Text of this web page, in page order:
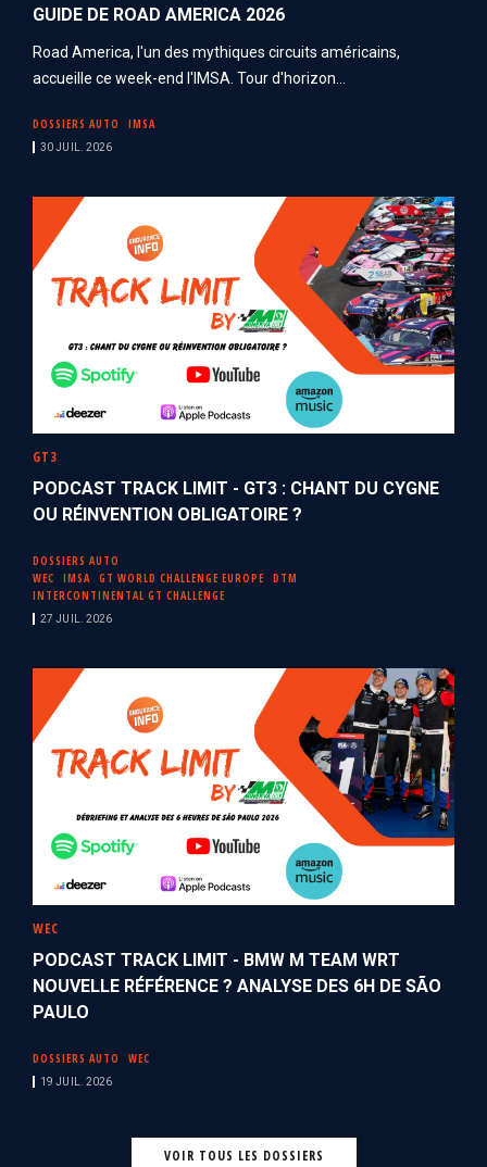
GUIDE DE ROAD AMERICA 2026
Road America, l'un des mythiques circuits américains,
accueille ce week-end l'IMSA. Tour d'horizon...
DOSSIERS AUTO IMSA
30 JUIL. 2026
GT3
PODCAST TRACK LIMIT - GT3 : CHANT DU CYGNE
OU RÉINVENTION OBLIGATOIRE ?
DOSSIERS AUTO
WEC
IMSA GT WORLD CHALLENGE EUROPE
DTM
INTERCONTINENTAL GT CHALLENGE
27 JUIL. 2026
WEC
PODCAST TRACK LIMIT - BMW M TEAM WRT
NOUVELLE RÉFÉRENCE ? ANALYSE DES 6H DE SÃO
PAULO
DOSSIERS AUTO WEC
19 JUIL. 2026
VOIR TOUS LES DOSSIERS